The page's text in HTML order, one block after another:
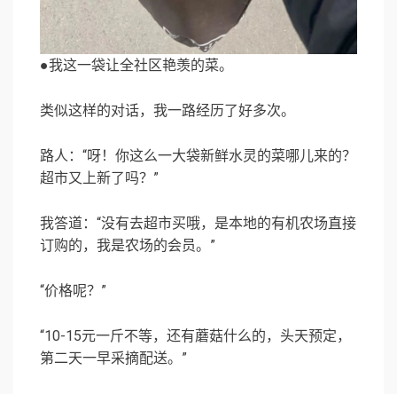
●我这一袋让全社区艳羡的菜。
类似这样的对话，我一路经历了好多次。
路人：“呀！你这么一大袋新鲜水灵的菜哪儿来的？
超市又上新了吗？”
我答道：“没有去超市买哦，是本地的有机农场直接
订购的，我是农场的会员。”
“价格呢？”
“10-15元一斤不等，还有蘑菇什么的，头天预定，
第二天一早采摘配送。”